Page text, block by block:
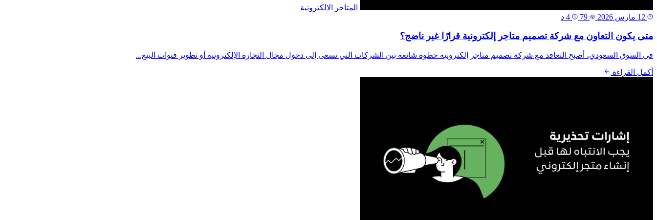
المتاجر الالكترونية
متى يكون التعاون مع شركة تصميم متاجر إلكترونية قرارًا غير ناضج؟
في السوق السعودي، أصبح التعاقد مع شركة تصميم متاجر إلكترونية خطوة شائعة بين الشركات التي تسعى إلى دخول مجال التجارة الإلكترونية أو تطوير قنوات البيع...
أكمل القراءة